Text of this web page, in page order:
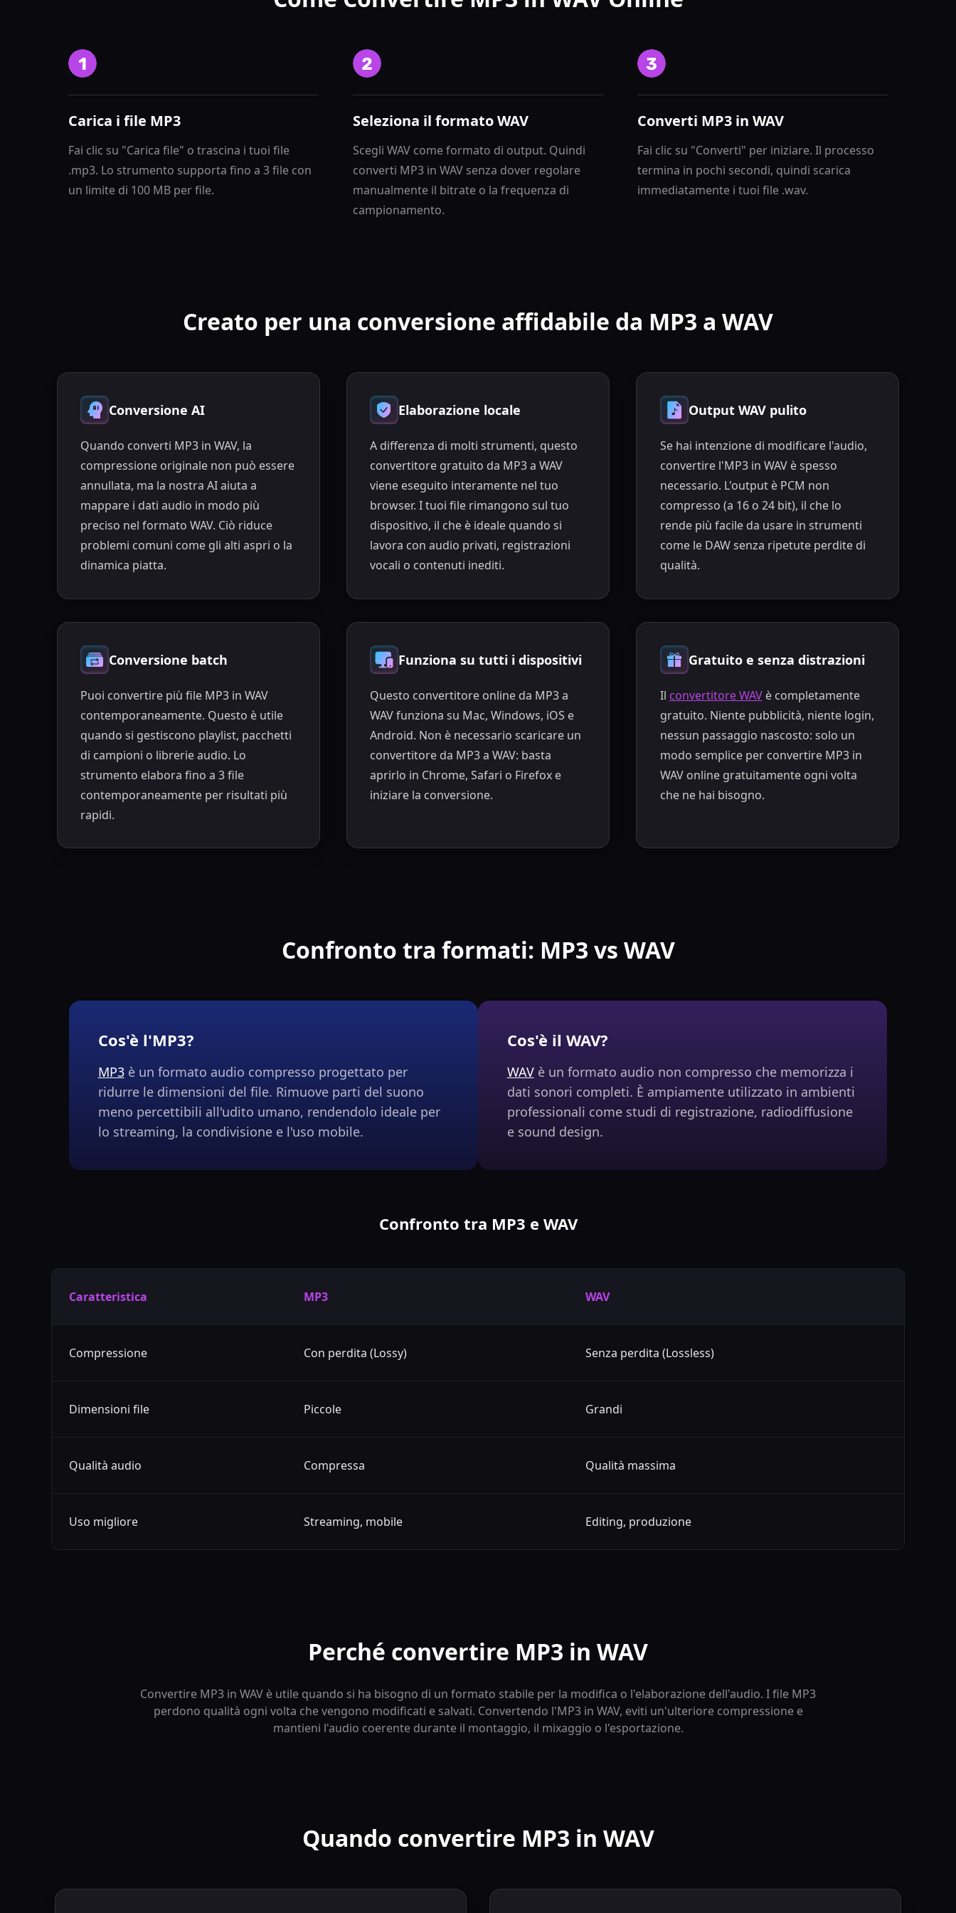
Carica i file MP3
Fai clic su "Carica file" o trascina i tuoi file
.mp3. Lo strumento supporta fino a 3 file con
un limite di 100 MB per file.
Seleziona il formato WAV
Scegli WAV come formato di output. Quindi
converti MP3 in WAV senza dover regolare
manualmente il bitrate o la frequenza di
campionamento.
Converti MP3 in WAV
Fai clic su "Converti" per iniziare. Il processo
termina in pochi secondi, quindi scarica
immediatamente i tuoi file .wav.
Creato per una conversione affidabile da MP3 a WAV
Conversione AI
Quando converti MP3 in WAV, la
compressione originale non può essere
annullata, ma la nostra AI aiuta a
mappare i dati audio in modo più
preciso nel formato WAV. Ciò riduce
problemi comuni come gli alti aspri o la
dinamica piatta.
Elaborazione locale
A differenza di molti strumenti, questo
convertitore gratuito da MP3 a WAV
viene eseguito interamente nel tuo
browser. I tuoi file rimangono sul tuo
dispositivo, il che è ideale quando si
lavora con audio privati, registrazioni
vocali o contenuti inediti.
Output WAV pulito
Se hai intenzione di modificare l'audio,
convertire l'MP3 in WAV è spesso
necessario. L'output è PCM non
compresso (a 16 o 24 bit), il che lo
rende più facile da usare in strumenti
come le DAW senza ripetute perdite di
qualità.
Conversione batch
Puoi convertire più file MP3 in WAV
contemporaneamente. Questo è utile
quando si gestiscono playlist, pacchetti
di campioni o librerie audio. Lo
strumento elabora fino a 3 file
contemporaneamente per risultati più
rapidi.
Funziona su tutti i dispositivi
Questo convertitore online da MP3 a
WAV funziona su Mac, Windows, iOS e
Android. Non è necessario scaricare un
convertitore da MP3 a WAV: basta
aprirlo in Chrome, Safari o Firefox e
iniziare la conversione.
Gratuito e senza distrazioni
Il convertitore WAVè completamente
gratuito. Niente pubblicità, niente login,
nessun passaggio nascosto: solo un
modo semplice per convertire MP3 in
WAV online gratuitamente ogni volta
che ne hai bisogno.
Confronto tra formati: MP3 vs WAV
Cos'è l'MP3?
MP3è un formato audio compresso progettato per
ridurre le dimensioni del file. Rimuove parti del suono
meno percettibili all'udito umano, rendendolo ideale per
lo streaming, la condivisione e l'uso mobile.
Cos'è il WAV?
WAVè un formato audio non compresso che memorizza i
dati sonori completi. È ampiamente utilizzato in ambienti
professionali come studi di registrazione, radiodiffusione
e sound design.
Confronto tra MP3 e WAV
Caratteristica MP3 WAV
Compressione Con perdita (Lossy) Senza perdita (Lossless)
Dimensioni file Piccole Grandi
Qualità audio Compressa Qualità massima
Uso migliore Streaming, mobile Editing, produzione
Perché convertire MP3 in WAV
Convertire MP3 in WAV è utile quando si ha bisogno di un formato stabile per la modifica o l'elaborazione dell'audio. I file MP3
perdono qualità ogni volta che vengono modificati e salvati. Convertendo l'MP3 in WAV, eviti un'ulteriore compressione e
mantieni l'audio coerente durante il montaggio, il mixaggio o l'esportazione.
Quando convertire MP3 in WAV